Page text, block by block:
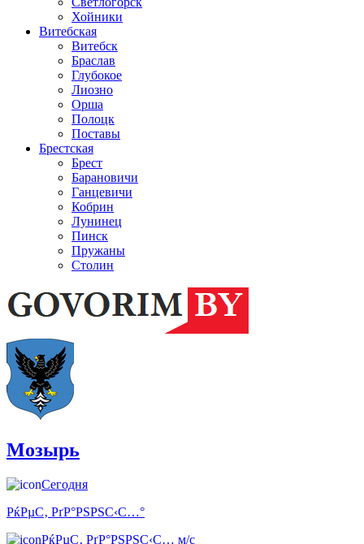
Хойники
Витебская
Витебск
Браслав
Глубокое
Лиозно
Орша
Полоцк
Поставы
Брестская
Брест
Барановичи
Ганцевичи
Кобрин
Лунинец
Пинск
Пружаны
Столин
Мозырь
Сегодня
РќРµС‚ РґР°РЅРЅС‹С…°
РќРµС‚ РґР°РЅРЅС‹С… м/с